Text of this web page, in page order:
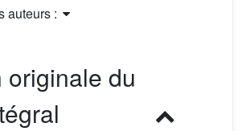
auteurs :
originale du